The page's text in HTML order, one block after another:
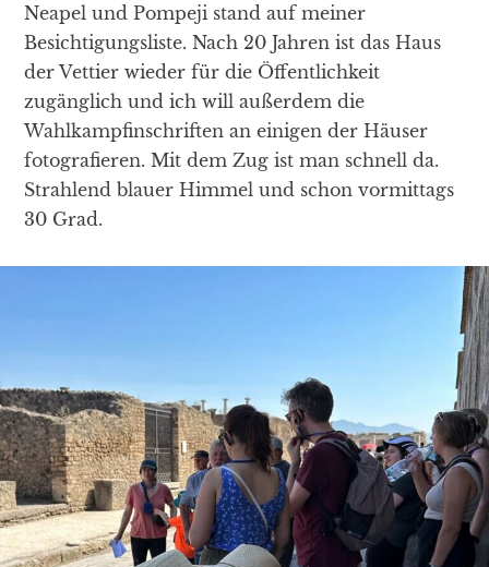
Neapel und Pompeji stand auf meiner
Besichtigungsliste. Nach 20 Jahren ist das Haus
der Vettier wieder für die Öffentlichkeit
zugänglich und ich will außerdem die
Wahlkampfinschriften an einigen der Häuser
fotografieren. Mit dem Zug ist man schnell da.
Strahlend blauer Himmel und schon vormittags
30 Grad.